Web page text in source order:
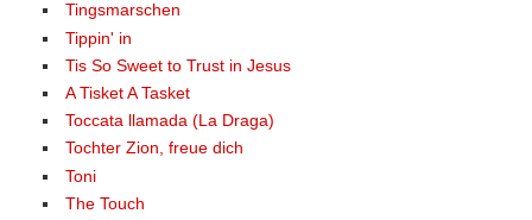
Tingsmarschen
Tippin' in
Tis So Sweet to Trust in Jesus
A Tisket A Tasket
Toccata llamada (La Draga)
Tochter Zion, freue dich
Toni
The Touch